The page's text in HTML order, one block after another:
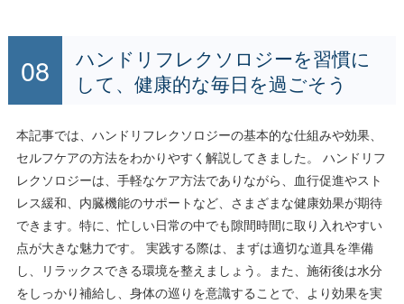
ハンドリフレクソロジーを習慣に
して、健康的な毎日を過ごそう
本記事では、ハンドリフレクソロジーの基本的な仕組みや効果、
セルフケアの方法をわかりやすく解説してきました。 ハンドリフ
レクソロジーは、手軽なケア方法でありながら、血行促進やスト
レス緩和、内臓機能のサポートなど、さまざまな健康効果が期待
できます。特に、忙しい日常の中でも隙間時間に取り入れやすい
点が大きな魅力です。 実践する際は、まずは適切な道具を準備
し、リラックスできる環境を整えましょう。また、施術後は水分
をしっかり補給し、身体の巡りを意識することで、より効果を実